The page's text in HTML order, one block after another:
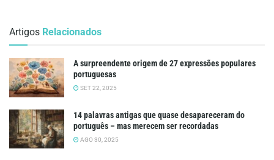
Artigos Relacionados
A surpreendente origem de 27 expressões populares
portuguesas
SET 22, 2025
14 palavras antigas que quase desapareceram do
português – mas merecem ser recordadas
AGO 30, 2025